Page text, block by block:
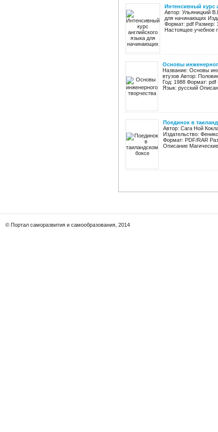
Интенсивный курс
Автор: Ульяницкий
для начинающих
Формат: pdf Размер:
Настоящее учебное
Основы
Название: Основы
втузов Автор:
Год: 1988 Формат:
Язык: русский
Поединок в
Автор: Сага Ной
Издательство:
Формат: PDF/RAR
Описание
© Портал саморазвития и самообразования, 2014